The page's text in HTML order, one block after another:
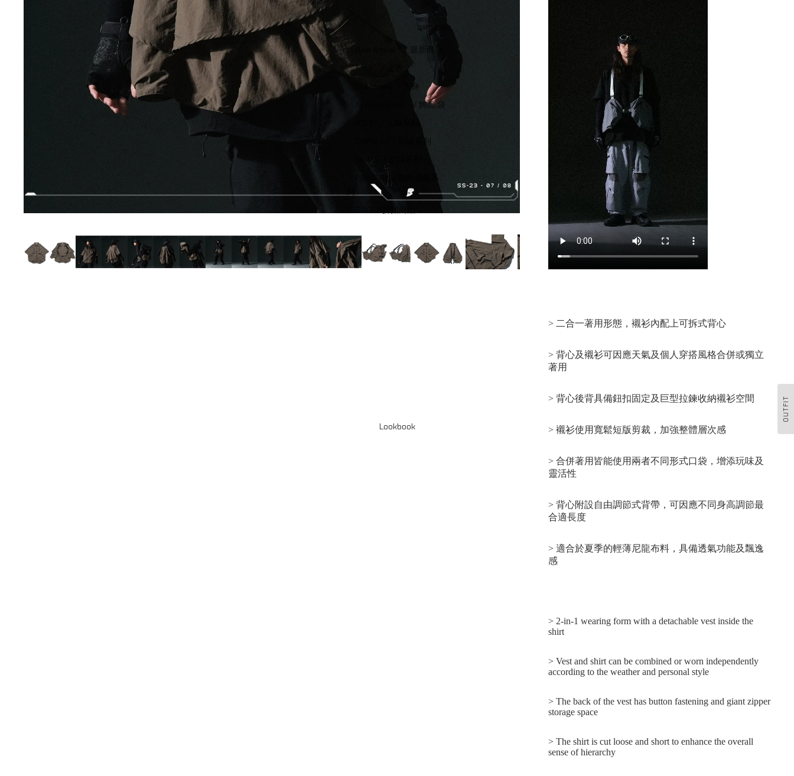
〔New arrival〕/ 最新商品
〔Tops〕/ 上衣
〔Bottoms〕/ 下身
〔Accessories〕 / 飾品;袋
〕SS-26 / 主線系列
〕CAPSULE / 副線系列
〕PRIMARY / 簡約經典系
Lookbook
OUTFIT
> 二合一著用形態，襯衫內配上可拆式背心
> 背心及襯衫可因應天氣及個人穿搭風格合併或獨立
著用
> 背心後背具備鈕扣固定及巨型拉鍊收納襯衫空間
> 襯衫使用寬鬆短版剪裁，加強整體層次感
> 合併著用皆能使用兩者不同形式口袋，增添玩味及
靈活性
> 背心附設自由調節式背帶，可因應不同身高調節最
合適長度
> 適合於夏季的輕薄尼龍布料，具備透氣功能及飄逸
感
> 2-in-1 wearing form with a detachable vest inside the
shirt
> Vest and shirt can be combined or worn independently
according to the weather and personal style
> The back of the vest has button fastening and giant zipper
storage space
> The shirt is cut loose and short to enhance the overall
sense of hierarchy